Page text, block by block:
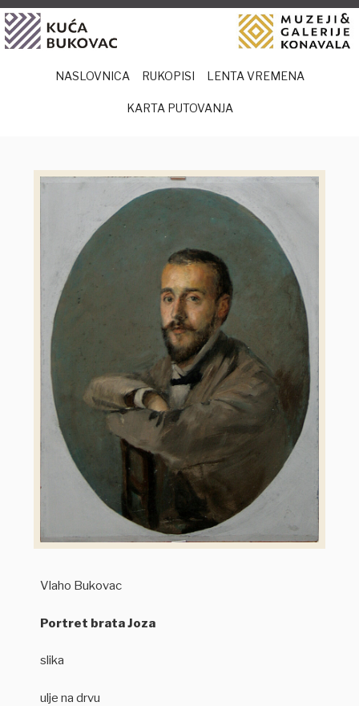
Preskoči
na
sadržaj
NASLOVNICA RUKOPISI LENTA VREMENA
KARTA PUTOVANJA
Vlaho Bukovac
Portret brata Joza
slika
ulje na drvu